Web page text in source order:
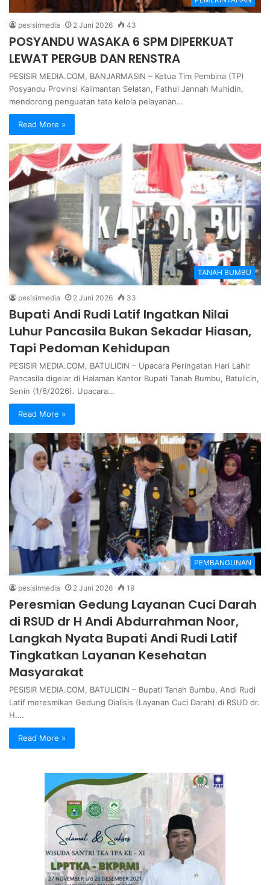
pesisirmedia 2 Juni 2026 43
POSYANDU WASAKA 6 SPM DIPERKUAT
LEWAT PERGUB DAN RENSTRA
PESISIR MEDIA.COM, BANJARMASIN – Ketua Tim Pembina (TP)
Posyandu Provinsi Kalimantan Selatan, Fathul Jannah Muhidin,
mendorong penguatan tata kelola pelayanan…
Read More »
TANAH BUMBU
pesisirmedia 2 Juni 2026 33
Bupati Andi Rudi Latif Ingatkan Nilai
Luhur Pancasila Bukan Sekadar Hiasan,
Tapi Pedoman Kehidupan
PESISIR MEDIA.COM, BATULICIN – Upacara Peringatan Hari Lahir
Pancasila digelar di Halaman Kantor Bupati Tanah Bumbu, Batulicin,
Senin (1/6/2026). Upacara…
Read More »
PEMBANGUNAN
pesisirmedia 2 Juni 2026 19
Peresmian Gedung Layanan Cuci Darah
di RSUD dr H Andi Abdurrahman Noor,
Langkah Nyata Bupati Andi Rudi Latif
Tingkatkan Layanan Kesehatan
Masyarakat
PESISIR MEDIA.COM, BATULICIN – Bupati Tanah Bumbu, Andi Rudi
Latif meresmikan Gedung Dialisis (Layanan Cuci Darah) di RSUD dr.
H.…
Read More »